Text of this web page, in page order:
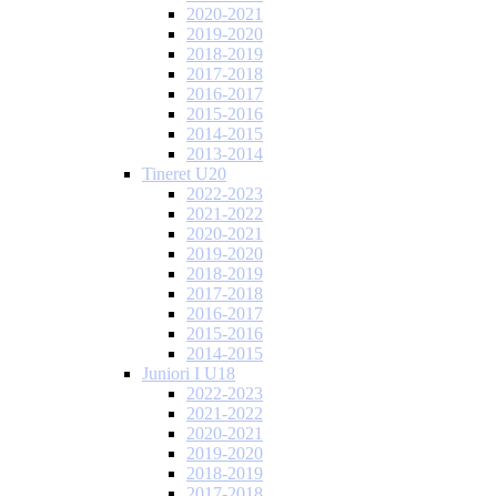
2020-2021
2019-2020
2018-2019
2017-2018
2016-2017
2015-2016
2014-2015
2013-2014
Tineret U20
2022-2023
2021-2022
2020-2021
2019-2020
2018-2019
2017-2018
2016-2017
2015-2016
2014-2015
Juniori I U18
2022-2023
2021-2022
2020-2021
2019-2020
2018-2019